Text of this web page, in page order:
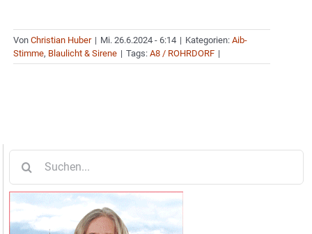
Von Christian Huber | Mi. 26.6.2024 - 6:14 | Kategorien: Aib-
Stimme, Blaulicht & Sirene | Tags: A8 / ROHRDORF |
nach: